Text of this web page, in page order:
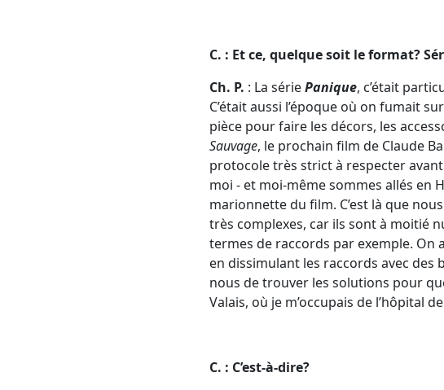
C. : Et ce, quelque soit le format?
Ch. P. : La sériePanique, c’était
C’était aussi l’époque où on fumait
pièce pour faire les décors, les
Sauvage, le prochain film de Claude
protocole très strict à respecter
moi - et moi-même sommes allés en
marionnette du film. C’est là que
très complexes, car ils sont à moitié
termes de raccords par exemple. On
en dissimulant les raccords avec des
nous de trouver les solutions pour
Valais, où je m’occupais de l’hôpital
C. : C’est-à-dire?